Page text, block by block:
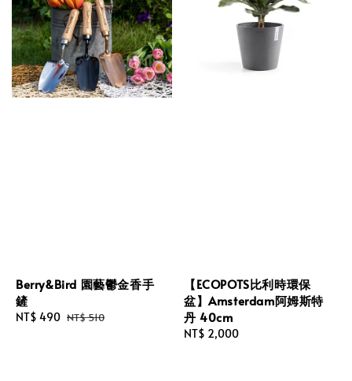
Berry&Bird 園藝鬱金香手
鏟
Sale
NT$ 490 Regular
NT$ 510
【ECOPOTS比利時環保
盆】Amsterdam阿姆斯特
丹 40cm
Regular
NT$ 2,000